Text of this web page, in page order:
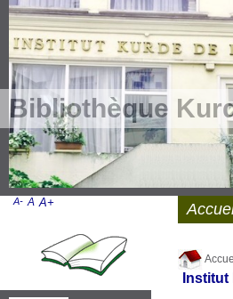
Bibliothèque
A- A A+